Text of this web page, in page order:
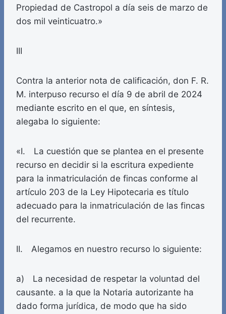
Propiedad de Castropol a día seis de marzo de
dos mil veinticuatro.»
III
Contra la anterior nota de calificación, don F. R.
M. interpuso recurso el día 9 de abril de 2024
mediante escrito en el que, en síntesis,
alegaba lo siguiente:
«I. La cuestión que se plantea en el presente
recurso en decidir si la escritura expediente
para la inmatriculación de fincas conforme al
artículo 203 de la Ley Hipotecaria es título
adecuado para la inmatriculación de las fincas
del recurrente.
II. Alegamos en nuestro recurso lo siguiente:
a) La necesidad de respetar la voluntad del
causante. a la que la Notaria autorizante ha
dado forma jurídica, de modo que ha sido